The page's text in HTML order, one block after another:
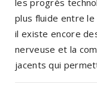
plus fluide entre
il existe encore
nerveuse et la
jacents qui